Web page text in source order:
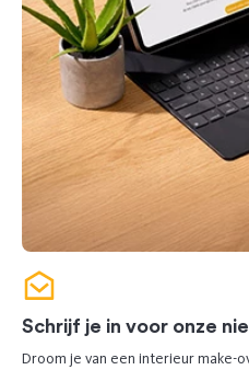
Schrijf je in voor onze
Droom je van een interieur make-